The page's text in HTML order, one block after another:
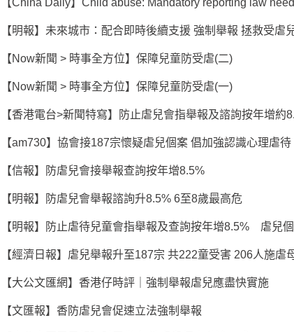
【China Daily】Child abuse: Mandatory reporting law
【明報】未來城市：配合即時後續支援 強制舉報 拯救受虐
【Now新聞 > 時事全方位】保障兒童防受虐(二)
【Now新聞 > 時事全方位】保障兒童防受虐(一)
【香港電台>新聞特寫】防止虐兒會指舉報及諮詢按年增
【am730】協會接187宗懷疑虐兒個案 倡加強認識心理虐待
【信報】防虐兒會接舉報查詢按年增8.5%
【明報】防虐兒會舉報諮詢升8.5% 6至8歲最高危
【明報】防止虐待兒童會指舉報及查詢按年增8.5% 虐兒
【經濟日報】虐兒舉報升至187宗 共222童受害 206人施虐
【大公文匯網】香港仔時評｜強制舉報虐兒應盡快實施
【文匯報】香防虐兒會促速立法強制舉報